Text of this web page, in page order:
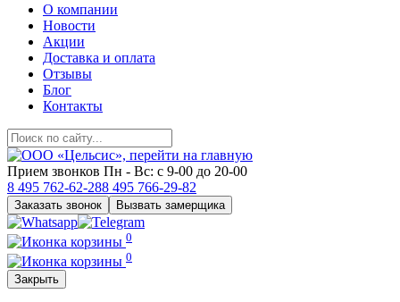
О компании
Новости
Акции
Доставка и оплата
Отзывы
Блог
Контакты
Прием звонков Пн - Вс: с 9-00 до 20-00
8 495 762-62-288 495 766-29-82
Заказать звонок Вызвать замерщика
0
0
Закрыть